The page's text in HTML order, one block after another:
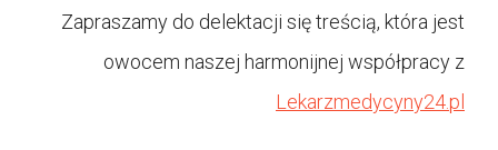
Zapraszamy do delektacji się treścią, która jest
owocem naszej harmonijnej współpracy z
Lekarzmedycyny24.pl